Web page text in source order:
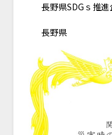
長野県SDGｓ推
長野県